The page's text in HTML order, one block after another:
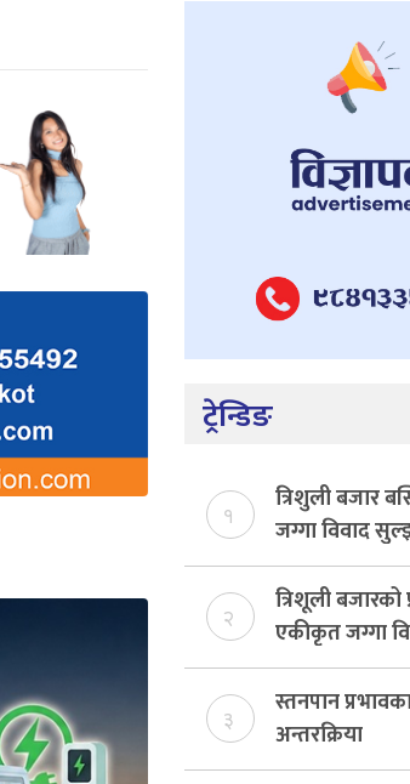
ट्रेन्डिङ
१
त्रिशुली बजार
जग्गा विवाद
संयोजक तोकियो
२
त्रिशूली बजारको
एकीकृत जग्गा
योजनाको जग्गा
किन?, बस्ति
समिति विघटन हुने
३
स्तनपान
अन्तरक्रिया